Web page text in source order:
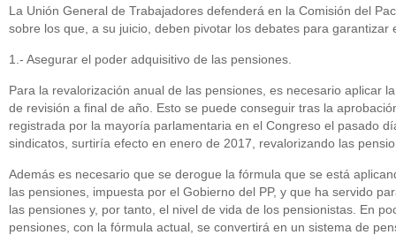
La Unión General de Trabajadores defenderá en la Comisión del
sobre los que, a su juicio, deben pivotar los debates para garantizar
1.- Asegurar el poder adquisitivo de las pensiones.
Para la revalorización anual de las pensiones, es necesario aplicar
de revisión a final de año. Esto se puede conseguir tras la
registrada por la mayoría parlamentaria en el Congreso el pasado
sindicatos, surtiría efecto en enero de 2017, revalorizando las
Además es necesario que se derogue la fórmula que se está
las pensiones, impuesta por el Gobierno del PP, y que ha servido
las pensiones y, por tanto, el nivel de vida de los pensionistas. En
pensiones, con la fórmula actual, se convertirá en un sistema de